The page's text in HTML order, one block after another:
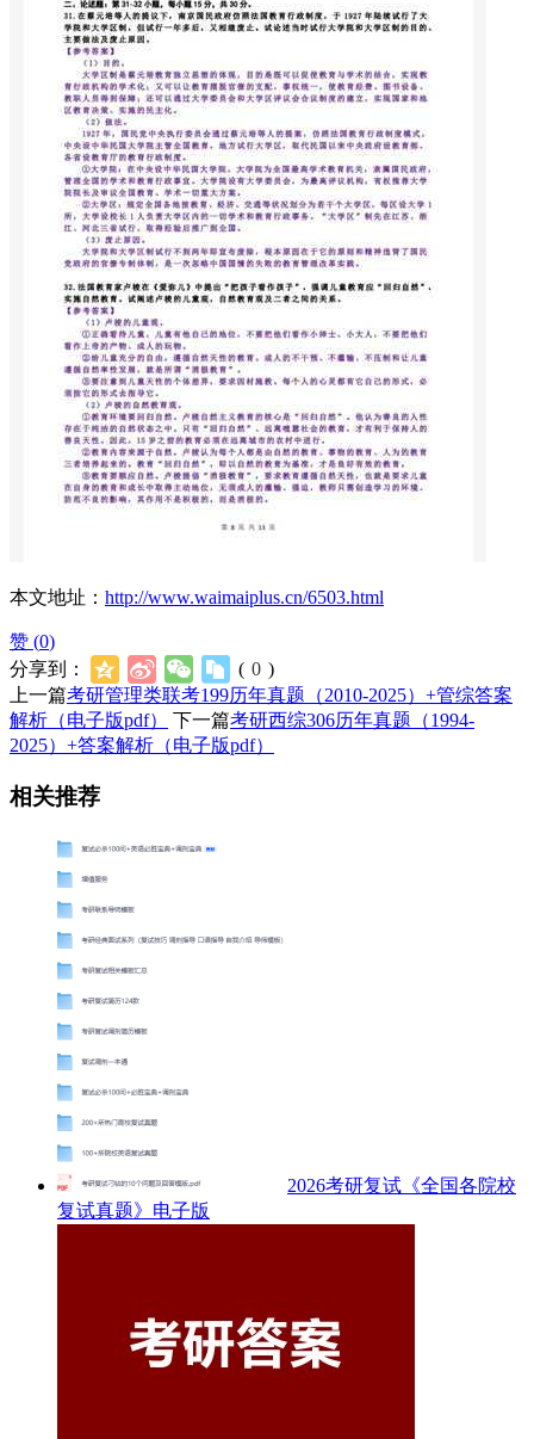
本文地址： http://www.waimaiplus.cn/6503.html
赞 (0)
分享到：
( 0 )
上一篇考研管理类联考199历年真题（2010-2025）+管综答案
解析（电子版pdf）
下一篇考研西综306历年真题（1994-
2025）+答案解析（电子版pdf）
相关推荐
2026考研复试《全国各院校
复试真题》电子版